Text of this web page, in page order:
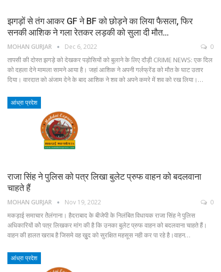
झगड़ों से तंग आकर GF ने BF को छोड़ने का लिया फैसला, फिर
सनकी आशिक ने गला रेतकर लड़की को सुला दी मौत…
MOHAN GURJAR Dec 6, 2022 0
तापसी की दोस्त झगड़े को देखकर पड़ोसियों को बुलाने के लिए दौड़ी CRIME NEWS: एक दिल
को दहला देने मामला सामने आया है। जहां आशिक ने अपनी गर्लफ्रेंड को मौत के घाट उतार
दिया। वारदात को अंजाम देने के बाद आशिक ने शव को अपने कमरे में शव को रख लिया।…
आंध्रा प्रदेश
राजा सिंह ने पुलिस को पत्र लिखा बुलेट प्रुफ वाहन को बदलवाना
चाहते हैं
MOHAN GURJAR Nov 19, 2022 0
मकड़ाई समाचार तेेलंगाना। हैदराबाद के बीजेपी के निलंबित विधायक राजा सिंह ने पुलिस
अधिकारियों कोे पत्र लिखकर मांग की है कि उनका बुलेट प्रुफ वाहन को बदलवाना चाहते हैं।
वाहन की हालत खराब है जिसमे वह खुुद को सुरक्षित महसूस नही कर पा रहे है।वाहन…
आंध्रा प्रदेश